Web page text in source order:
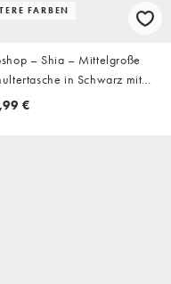
FARBEN
– Shia – Mittelgroße
in Schwarz mit
€